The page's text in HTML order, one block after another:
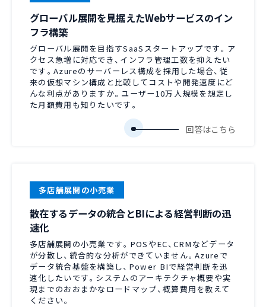
グローバル展開を見据えたWebサービスのイン
フラ構築
グローバル展開を目指すSaaSスタートアップです。ア
クセス急増に対応でき、インフラ管理工数を抑えたい
です。Azureのサーバーレス構成を採用した場合、従
来の仮想マシン構成と比較してコストや開発速度にど
んな利点がありますか。ユーザー10万人規模を想定し
た月額費用も知りたいです。
多店舗展開の小売業
散在するデータの統合とBIによる経営判断の迅
速化
多店舗展開の小売業です。POSやEC、CRMなどデータ
が分散し、統合的な分析ができていません。Azureで
データ統合基盤を構築し、Power BIで経営判断を迅
速化したいです。システムのアーキテクチャ概要や実
現までのおおまかなロードマップ、概算費用を教えて
ください。